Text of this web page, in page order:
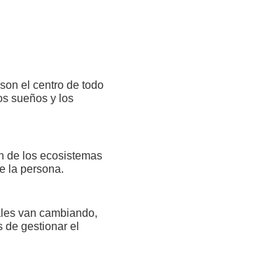
el centro de todo
sueños y los
de los ecosistemas
la persona.
van cambiando,
de gestionar el